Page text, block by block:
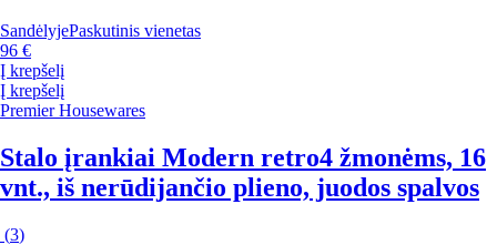
SandėlyjePaskutinis vienetas
96 €
Į krepšelį
Į krepšelį
Premier Housewares
Stalo įrankiai Modern retro4 žmonėms, 16
vnt., iš nerūdijančio plieno, juodos spalvos
(3)